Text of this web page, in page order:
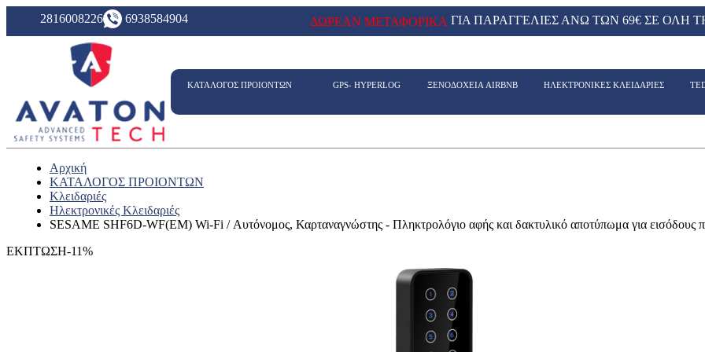
2816008226 6938584904 ΔΩΡΕΑΝ ΜΕΤΑΦΟΡΙΚΑ ΓΙΑ ΠΑΡΑΓΓΕΛΙΕΣ ΑΝΩ ΤΩΝ 69€ ΣΕ ΟΛΗ
ΚΑΤΑΛΟΓΟΣ ΠΡΟΙΟΝΤΩΝ GPS- HYPERLOG ΞΕΝΟΔΟΧΕΙΑ AIRBNB ΗΛΕΚΤΡΟΝΙΚΕΣ ΚΛΕΙΔΑΡΙΕΣ
Αρχική
ΚΑΤΑΛΟΓΟΣ ΠΡΟΙΟΝΤΩΝ
Κλειδαριές
Ηλεκτρονικές Κλειδαριές
SESAME SHF6D-WF(EM) Wi-Fi / Αυτόνομος, Καρταναγνώστης - Πληκτρολόγιο αφής και δακτυλικό αποτύπωμα για εισόδους
ΕΚΠΤΩΣΗ-11%